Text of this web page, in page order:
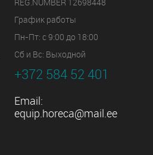
График работы
Пн-Пт: с 9:00 до 18:00
Сб и Вс: Выходной
+372 584 52 401
Email:
equip.horeca@mail.ee